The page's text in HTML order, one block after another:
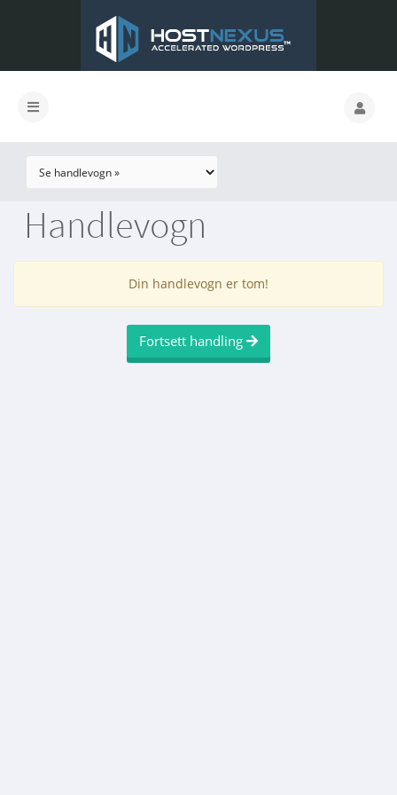
Handlevogn
Din handlevogn er tom!
Fortsett handling